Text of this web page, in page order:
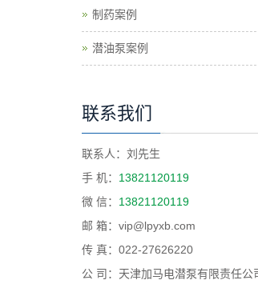
制药案例
潜油泵案例
联系我们
联系人：刘先生
手 机： 13821120119
微 信： 13821120119
邮 箱：vip@lpyxb.com
传 真：022-27626220
公 司：天津加马电潜泵有限责任公